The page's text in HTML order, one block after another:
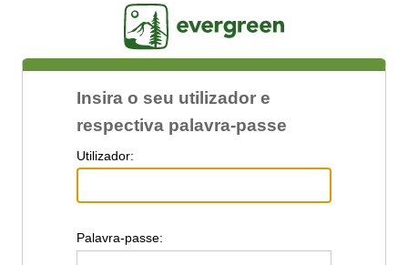
Insira o seu utilizador e
respectiva palavra-passe
Utilizador:
Palavra-passe: